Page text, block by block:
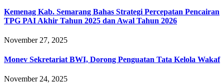
Kemenag Kab. Semarang Bahas Strategi Percepatan Pencairan
TPG PAI Akhir Tahun 2025 dan Awal Tahun 2026
November 27, 2025
Monev Sekretariat BWI, Dorong Penguatan Tata Kelola Wakaf
November 24, 2025